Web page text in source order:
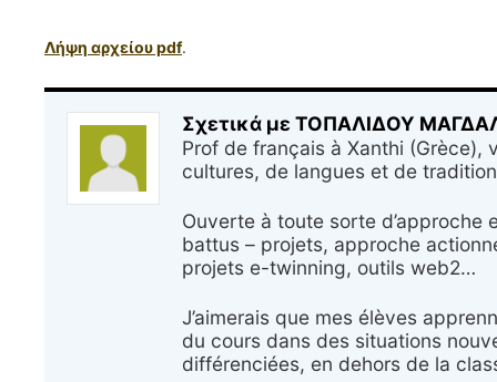
Λήψη αρχείου pdf.
Σχετικά με ΤΟΠΑΛΙΔΟΥ
Prof de français à Xanthi (Grèce),
cultures, de langues et de
Ouverte à toute sorte d’approche
battus – projets, approche
projets e-twinning, outils web2…
J’aimerais que mes élèves
du cours dans des situations
différenciées, en dehors de la